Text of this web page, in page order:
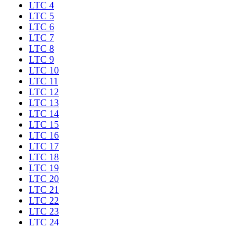
LTC 4
LTC 5
LTC 6
LTC 7
LTC 8
LTC 9
LTC 10
LTC 11
LTC 12
LTC 13
LTC 14
LTC 15
LTC 16
LTC 17
LTC 18
LTC 19
LTC 20
LTC 21
LTC 22
LTC 23
LTC 24